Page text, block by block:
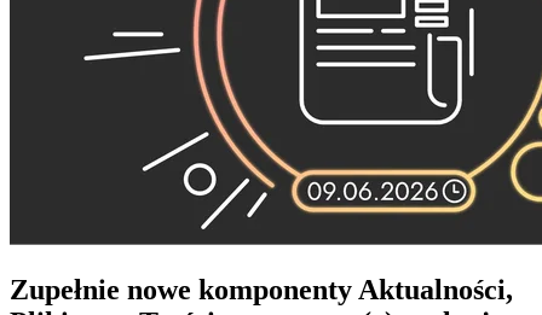
Zupełnie nowe komponenty Aktualności,